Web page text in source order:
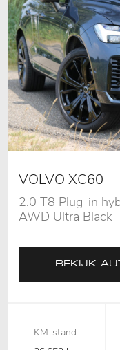
VOLVO XC60
2.0 T8 Plug-in
AWD Ultra Black
BEKIJK
KM-stand